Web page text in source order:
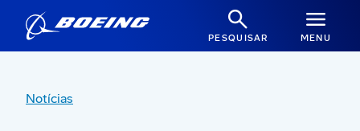
PESQUISAR MENU
Notícias